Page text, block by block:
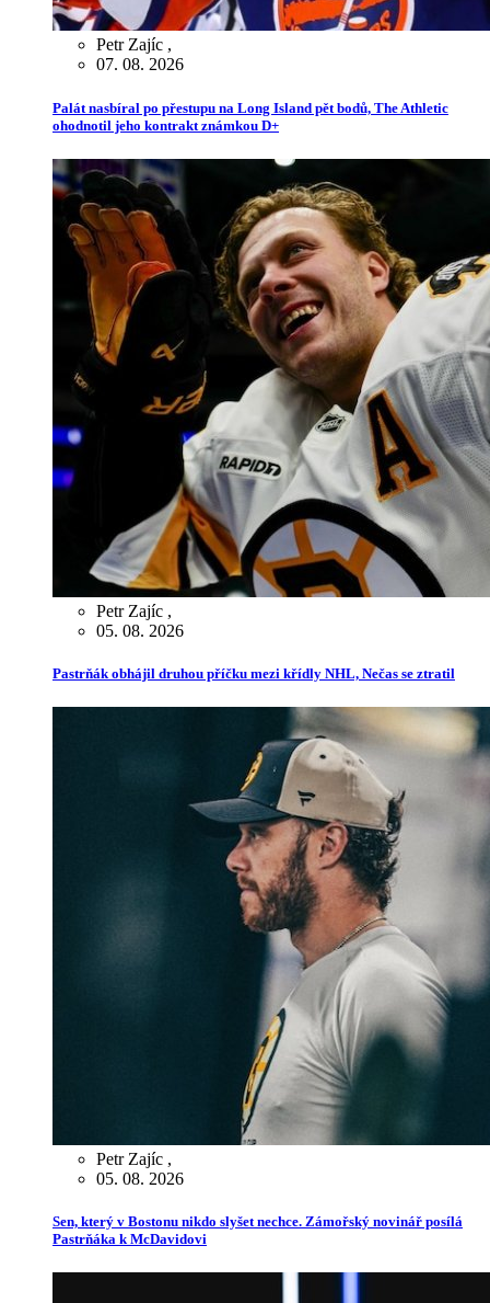
Petr Zajíc ,
07. 08. 2026
Palát nasbíral po přestupu na Long Island pět bodů, The Athletic
ohodnotil jeho kontrakt známkou D+
Petr Zajíc ,
05. 08. 2026
Pastrňák obhájil druhou příčku mezi křídly NHL, Nečas se ztratil
Petr Zajíc ,
05. 08. 2026
Sen, který v Bostonu nikdo slyšet nechce. Zámořský novinář posílá
Pastrňáka k McDavidovi